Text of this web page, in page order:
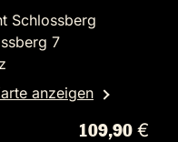
Schlossberg
7
anzeigen
109,90 €